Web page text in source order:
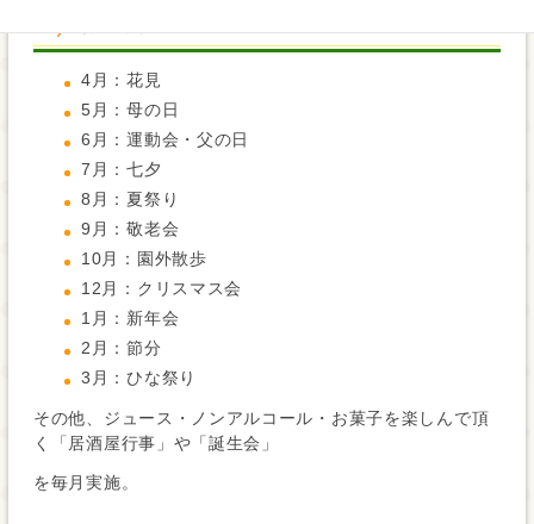
4月：花見
5月：母の日
6月：運動会・父の日
7月：七夕
8月：夏祭り
9月：敬老会
10月：園外散歩
12月：クリスマス会
1月：新年会
2月：節分
3月：ひな祭り
その他、ジュース・ノンアルコール・お菓子を楽しんで頂
く「居酒屋行事」や「誕生会」
を毎月実施。